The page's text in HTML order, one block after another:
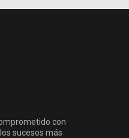
con
sucesos más